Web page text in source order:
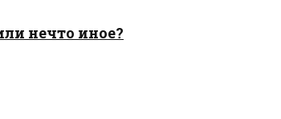
нечто иное?